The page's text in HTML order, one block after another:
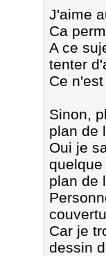
J'aime
Ca
A ce
tenter
Ce
Sinon,
plan de
Oui je
plan de
Car je
dessin